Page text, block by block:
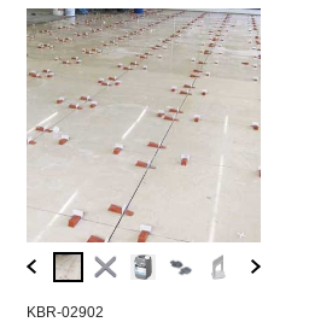
KBR-02902